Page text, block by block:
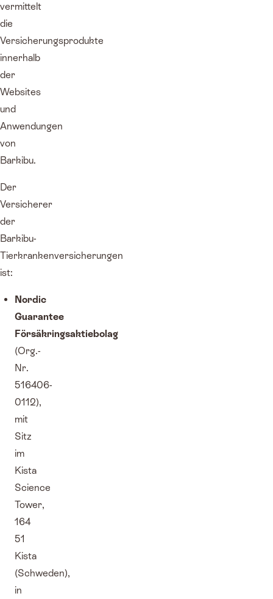
vermittelt
die
Versicherungsprodukte
innerhalb
der
Websites
und
Anwendungen
von
Barkibu.
Der
Versicherer
der
Barkibu-
Tierkrankenversicherungen
ist:
Nordic
Guarantee
Försäkringsaktiebolag
(Org.-
Nr.
516406-
0112),
mit
Sitz
im
Kista
Science
Tower,
164
51
Kista
(Schweden),
in